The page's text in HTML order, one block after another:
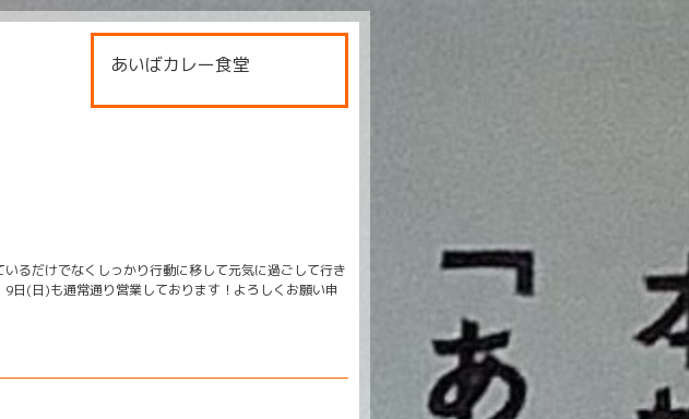
あいばカレー食堂
るだけでなくしっかり行動に移して元気に過ごして行き
日(日)も通常通り営業しております！よろしくお願い申